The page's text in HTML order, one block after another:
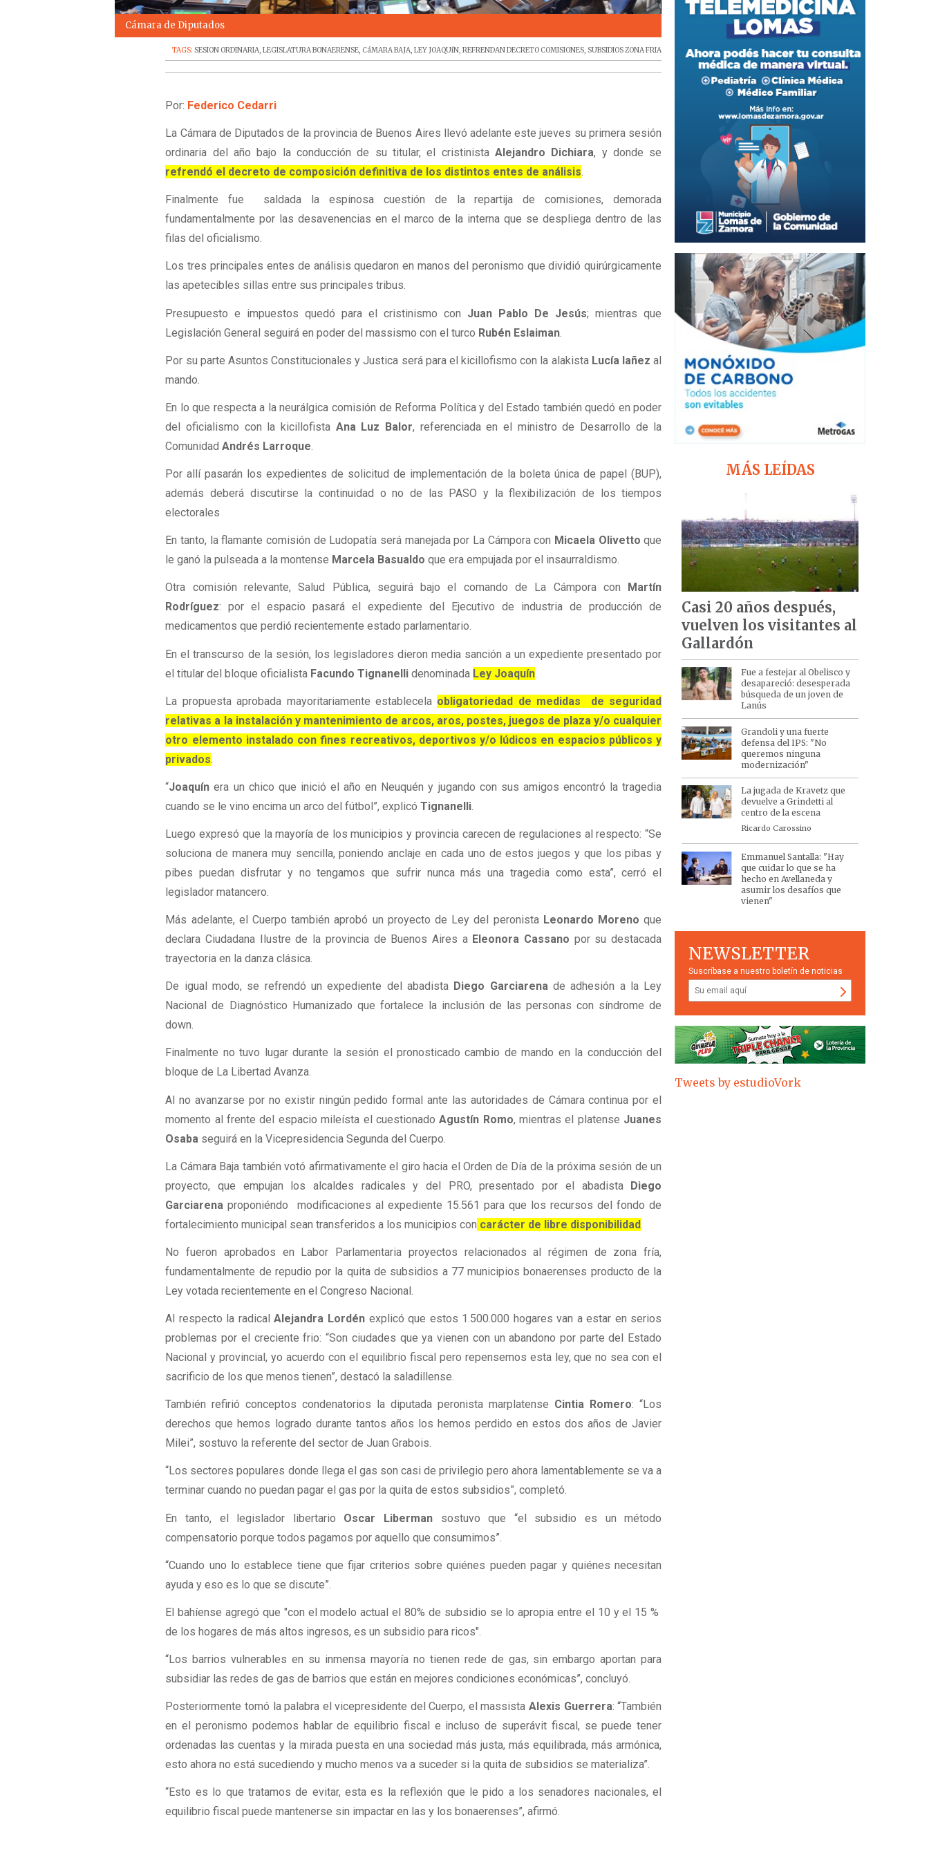
Cámara de Diputados Legislatura provincial
TAGS:SESION ORDINARIA,LEGISLATURA BONAERENSE, CáMARA BAJA,LEY JOAQUíN,REFRENDAN DECRETO COMISIONES,SUBSIDIOS ZONA FRIA
Por: Federico Cedarri
La Cámara de Diputados de la provincia de Buenos Aires llevó adelante este jueves su primera sesión
ordinaria del año bajo la conducción de su titular, el cristinistaAlejandro Dichiara, y donde se
refrendó el decreto de composición definitiva de los distintos entes de análisis.
Finalmente fue saldada la espinosa cuestión de la repartija de comisiones, demorada
fundamentalmente por las desavenencias en el marco de la interna que se despliega dentro de las
filas del oficialismo.
Los tres principales entes de análisis quedaron en manos del peronismo que dividió quirúrgicamente
las apetecibles sillas entre sus principales tribus.
Presupuesto e impuestos quedó para el cristinismo con Juan Pablo De Jesús; mientras que
Legislación General seguirá en poder del massismo con el turco Rubén Eslaiman
Por su parte Asuntos Constitucionales y Justica será para el kicillofismo con la alakista Lucía Iañezal
mando.
En lo que respecta a la neurálgica comisión de Reforma Política y del Estado también quedó en poder
del oficialismo con la kicillofista Ana Luz Balor, referenciada en el ministro de Desarrollo de la
ComunidadAndrés Larroque.
Por allí pasarán los expedientes de solicitud de implementación de la boleta única de papel (BUP),
además deberá discutirse la continuidad o no de las PASO y la flexibilización de los tiempos
electorales
En tanto, la flamante comisión de Ludopatía será manejada por La Cámpora con Micaela Olivettoque
le ganó la pulseada a la montense Marcela Basualdo que era empujada por el insaurraldismo.
Otra comisión relevante, Salud Pública, seguirá bajo el comando de La Cámpora con
Martín
Rodríguez: por el espacio pasará el expediente del Ejecutivo de industria de producción de
medicamentos que perdió recientemente estado parlamentario.
En el transcurso de la sesión, los legisladores dieron media sanción a un expediente presentado por
el titular del bloque oficialista Facundo Tignanelli denominada Ley Joaquín
La propuesta aprobada mayoritariamente establecela obligatoriedad de medidas de seguridad
relativas a la instalación y mantenimiento de arcos, aros, postes, juegos de plaza y/o cualquier
otro elemento instalado con fines recreativos, deportivos y/o lúdicos en espacios públicos y
privados
“Joaquín era un chico que inició el año en Neuquén y jugando con sus amigos encontró la tragedia
cuando se le vino encima un arco del fútbol”, explicóTignanelli.
Luego expresó que la mayoría de los municipios y provincia carecen de regulaciones al respecto: “Se
soluciona de manera muy sencilla, poniendo anclaje en cada uno de estos juegos y que los pibas y
pibes puedan disfrutar y no tengamos que sufrir nunca más una tragedia como esta”, cerró el
legislador matancero.
Más adelante, el Cuerpo también aprobó un proyecto de Ley del peronista Leonardo Moreno que
declara Ciudadana Ilustre de la provincia de Buenos Aires a Eleonora Cassano por su destacada
trayectoria en la danza clásica.
De igual modo, se refrendó un expediente del abadista Diego Garciarenade adhesión a la Ley
Nacional de Diagnóstico Humanizado que fortalece la inclusión de las personas con síndrome de
down.
Finalmente no tuvo lugar durante la sesión el pronosticado cambio de mando en la conducción del
bloque de La Libertad Avanza.
Al no avanzarse por no existir ningún pedido formal ante las autoridades de Cámara continua por el
momento al frente del espacio mileísta el cuestionadoAgustín Romo, mientras el platense Juanes
Osaba seguirá en la Vicepresidencia Segunda del Cuerpo.
La Cámara Baja también votó afirmativamente el giro hacia el Orden de Día de la próxima sesión de un
proyecto, que empujan los alcaldes radicales y del PRO, presentado por el abadista Diego
Garciarena proponiéndo modificaciones al expediente 15.561 para que los recursos del fondo de
fortalecimiento municipal sean transferidos a los municipios con carácter de libre disponibilidad
No fueron aprobados en Labor Parlamentaria proyectos relacionados al régimen de zona fría,
fundamentalmente de repudio por la quita de subsidios a 77 municipios bonaerenses producto de la
Ley votada recientemente en el Congreso Nacional.
Al respecto la radicalAlejandra Lordén explicó que estos 1.500.000 hogares van a estar en serios
problemas por el creciente frio: “Son ciudades que ya vienen con un abandono por parte del Estado
Nacional y provincial, yo acuerdo con el equilibrio fiscal pero repensemos esta ley, que no sea con el
sacrificio de los que menos tienen”, destacó la saladillense.
También refirió conceptos condenatorios la diputada peronista marplatense Cintia Romero: “Los
derechos que hemos logrado durante tantos años los hemos perdido en estos dos años de Javier
Milei”, sostuvo la referente del sector de Juan Grabois.
“Los sectores populares donde llega el gas son casi de privilegio pero ahora lamentablemente se va a
terminar cuando no puedan pagar el gas por la quita de estos subsidios”, completó.
En tanto, el legislador libertario Oscar Liberman sostuvo que “el subsidio es un método
compensatorio porque todos pagamos por aquello que consumimos”.
“Cuando uno lo establece tiene que fijar criterios sobre quiénes pueden pagar y quiénes necesitan
ayuda y eso es lo que se discute”.
El bahíense agregó que "con el modelo actual el 80% de subsidio se lo apropia entre el 10 y el 15 %
de los hogares de más altos ingresos, es un subsidio para ricos".
“Los barrios vulnerables en su inmensa mayoría no tienen rede de gas, sin embargo aportan para
subsidiar las redes de gas de barrios que están en mejores condiciones económicas”, concluyó.
Posteriormente tomó la palabra el vicepresidente del Cuerpo, el massistaAlexis Guerrera: “También
en el peronismo podemos hablar de equilibrio fiscal e incluso de superávit fiscal, se puede tener
ordenadas las cuentas y la mirada puesta en una sociedad más justa, más equilibrada, más armónica,
esto ahora no está sucediendo y mucho menos va a suceder si la quita de subsidios se materializa”.
“Esto es lo que tratamos de evitar, esta es la reflexión que le pido a los senadores nacionales, el
equilibrio fiscal puede mantenerse sin impactar en las y los bonaerenses”, afirmó.
MÁS LEÍDAS
Casi 20 años después,
vuelven los visitantes al
Gallardón
Fue a festejar al Obelisco y
desapareció: desesperada
búsqueda de un joven de
Lanús
Grandoli y una fuerte
defensa del IPS: "No
queremos ninguna
modernización"
La jugada de Kravetz que
devuelve a Grindetti al
centro de la escena
Ricardo Carossino
Emmanuel Santalla: "Hay
que cuidar lo que se ha
hecho en Avellaneda y
asumir los desafíos que
vienen"
NEWSLETTER
Suscríbase a nuestro boletín de noticias
Tweets by estudioVork